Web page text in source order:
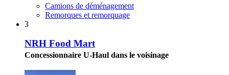
Camions de déménagement
Remorques et remorquage
3
NRH Food Mart
Concessionnaire U-Haul dans le voisinage